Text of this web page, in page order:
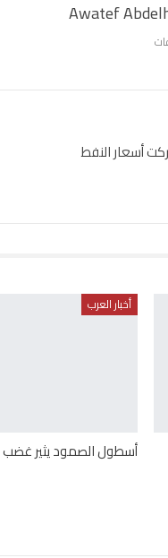
Awatef
أسعار النفط
أخبار العرب
أسطول الصمود يثير غضب